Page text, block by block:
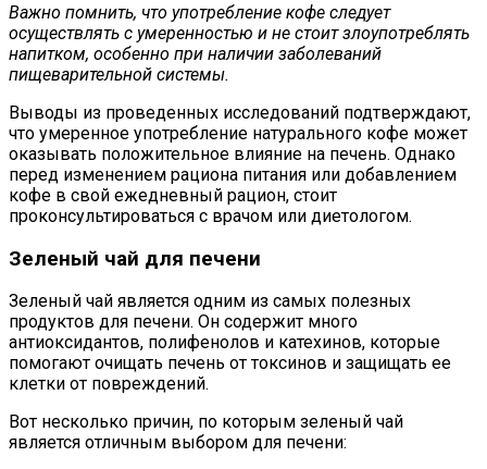
Важно помнить, что употребление кофе следует
осуществлять с умеренностью и не стоит злоупотреблять
напитком, особенно при наличии заболеваний
пищеварительной системы.
Выводы из проведенных исследований подтверждают,
что умеренное употребление натурального кофе может
оказывать положительное влияние на печень. Однако
перед изменением рациона питания или добавлением
кофе в свой ежедневный рацион, стоит
проконсультироваться с врачом или диетологом.
Зеленый чай для печени
Зеленый чай является одним из самых полезных
продуктов для печени. Он содержит много
антиоксидантов, полифенолов и катехинов, которые
помогают очищать печень от токсинов и защищать ее
клетки от повреждений.
Вот несколько причин, по которым зеленый чай
является отличным выбором для печени: